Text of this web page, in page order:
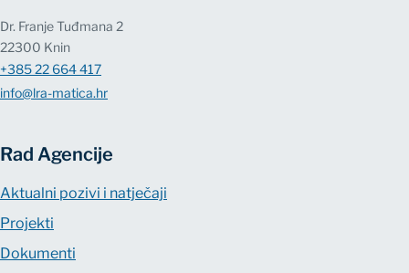
Dr. Franje Tuđmana 2
22300 Knin
+385 22 664 417
info@lra-matica.hr
Rad Agencije
Aktualni pozivi i natječaji
Projekti
Dokumenti